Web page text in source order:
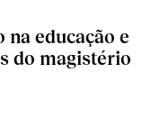
educação e
do magistério